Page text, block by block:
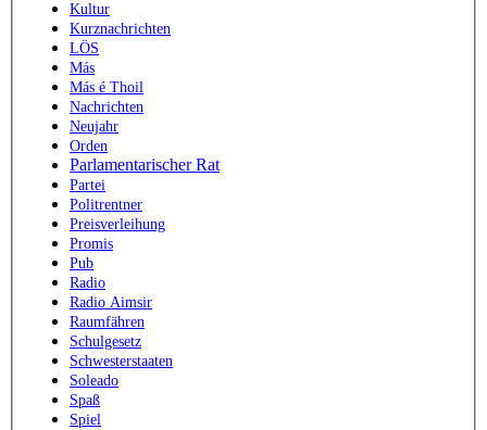
Kultur
Kurznachrichten
LÖS
Más
Más é Thoil
Nachrichten
Neujahr
Orden
Parlamentarischer Rat
Partei
Politrentner
Preisverleihung
Promis
Pub
Radio
Radio Aimsir
Raumfähren
Schulgesetz
Schwesterstaaten
Soleado
Spaß
Spiel